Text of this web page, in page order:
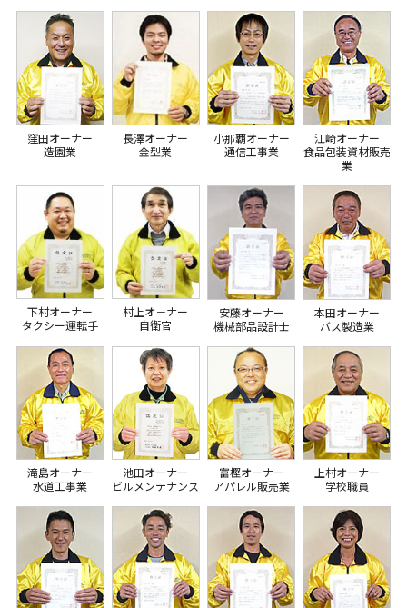
窪田オーナー
造園業
長澤オーナー
金型業
小那覇オーナー
通信工事業
江崎オーナー
食品包装資材販売
業
下村オーナー
タクシー運転手
村上オ－ナー
自衛官
安藤オーナー
機械部品設計士
本田オーナー
バス製造業
滝島オーナー
水道工事業
池田オーナー
ビルメンテナンス
富樫オーナー
アパレル販売業
上村オーナー
学校職員